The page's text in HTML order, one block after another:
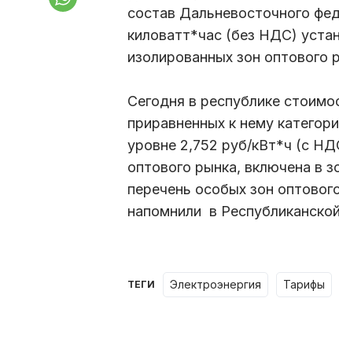
состав Дальневосточного
киловатт*час (без НДС)
изолированных зон оптового
Сегодня в республике
приравненных к нему
уровне 2,752 руб/кВт*ч (с
оптового рынка, включена в
перечень особых зон
напомнили в
ТЕГИ электроэнергия тарифы